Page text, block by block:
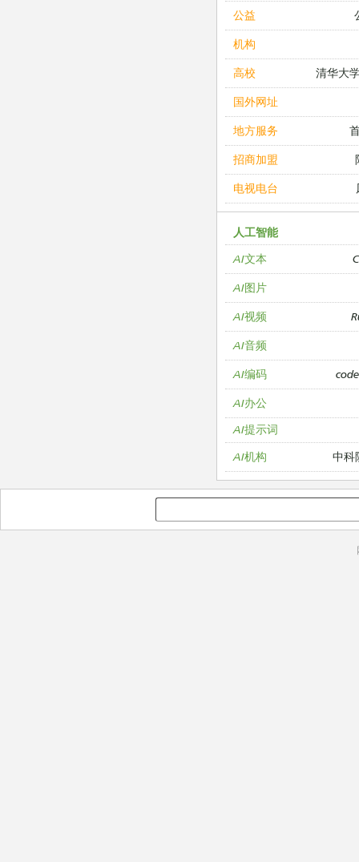
公益
机构
高校 清华大
国外网址
地方服务
招商加盟
电视电台
人工智能
AI文本
AI图片
AI视频
AI音频
AI编码
AI办公
AI提示词
AI机构
中科